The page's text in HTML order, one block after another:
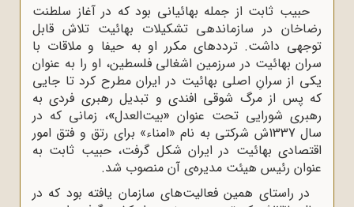
حبیب ثابت از جمله بهائیانی بود که در آغاز سلطنت
رضاخان در سازماندهی تشکیلات بهائیت تلاش قابل
توجهی داشت. ترددهای مکرر او به حیفا و ملاقات با
سران بهائیت در سرزمین اشغالی فلسطین، او را به عنوان
یکی از سرانِ اصلی بهائیت در ایران مطرح کرد تا جایی
که پس از مرگ شوقی افندی و تبدیل رهبری فردی به
رهبری شورایی تحت عنوان «بیت‌العدل»، زمانی که در
سال 1337ش شرکتی به نام «امناء» برای رتق و فتق امور
اقتصادی بهائیت در ایران شکل گرفت، حبیب ثابت به
عنوان رئیس هیئت مدیره‌ی آن منصوب شد.
در راستای همین فعالیت‌های سازمان یافته بود که در